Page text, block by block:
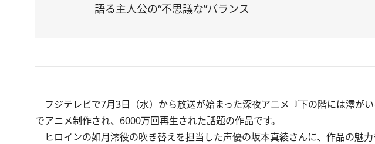
語る主人公の“不思議な”バランス
フジテレビで7月3日（水）から放送が始まった深夜アニメ『下の階には澪が
でアニメ制作され、6000万回再生された話題の作品です。
ヒロインの如月澪役の吹き替えを担当した声優の坂本真綾さんに、作品の魅